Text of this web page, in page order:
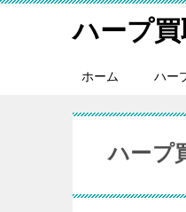
ハープ
ホーム ハー
ハープ